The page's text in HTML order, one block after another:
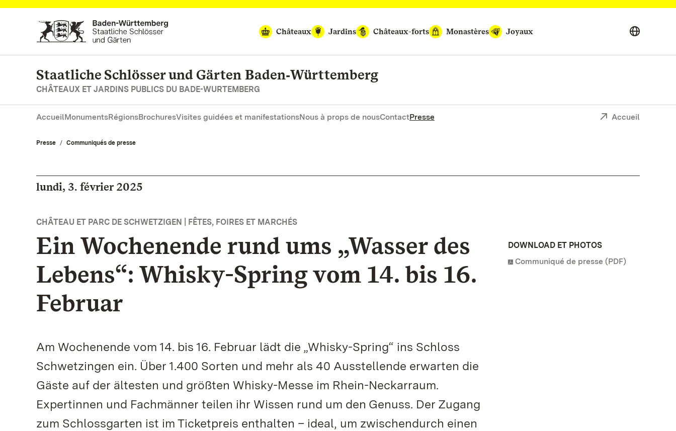
Vers la page d’accueil
Châteaux
Jardins Châteaux-forts Monastères Joyaux
Staatliche Schlösser und Gärten Baden‑Württemberg
CHÂTEAUX ET JARDINS PUBLICS DU BADE-WURTEMBERG
AccueilMonumentsRégionsBrochuresVisites guidées et manifestationsNous à props de nousContactPresse Accueil
Presse Communiqués de presse
lundi, 3. février 2025
CHÂTEAU ET PARC DE SCHWETZIGEN | FÊTES, FOIRES ET MARCHÉS
Ein Wochenende rund ums „Wasser des
Lebens“: Whisky-Spring vom 14. bis 16.
Februar
Am Wochenende vom 14. bis 16. Februar lädt die „Whisky-Spring“ ins Schloss
Schwetzingen ein. Über 1.400 Sorten und mehr als 40 Ausstellende erwarten die
Gäste auf der ältesten und größten Whisky-Messe im Rhein-Neckarraum.
Expertinnen und Fachmänner teilen ihr Wissen rund um den Genuss. Der Zugang
zum Schlossgarten ist im Ticketpreis enthalten – ideal, um zwischendurch einen
DOWNLOAD ET PHOTOS
Communiqué de presse (PDF)